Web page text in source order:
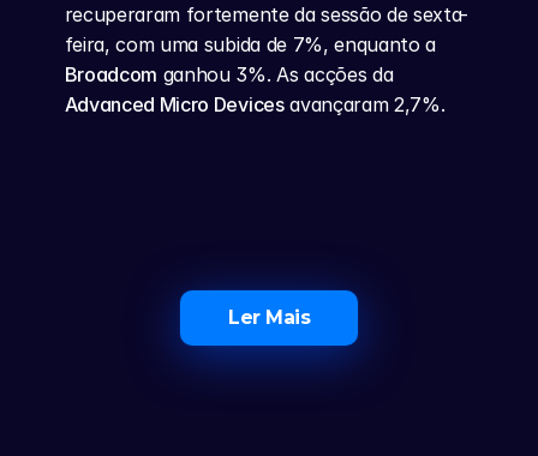
recuperaram fortemente da sessão de sexta-
Broadcom
ganhou 3%. As acções da
Advanced Micro Devices avançaram 2,7%.
Ler Mais